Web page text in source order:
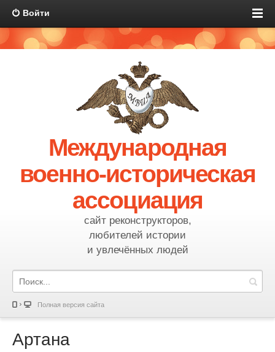
Войти
Международная
военно-историческая
ассоциация
сайт реконструкторов,
любителей истории
и увлечённых людей
Полная версия сайта
Артана